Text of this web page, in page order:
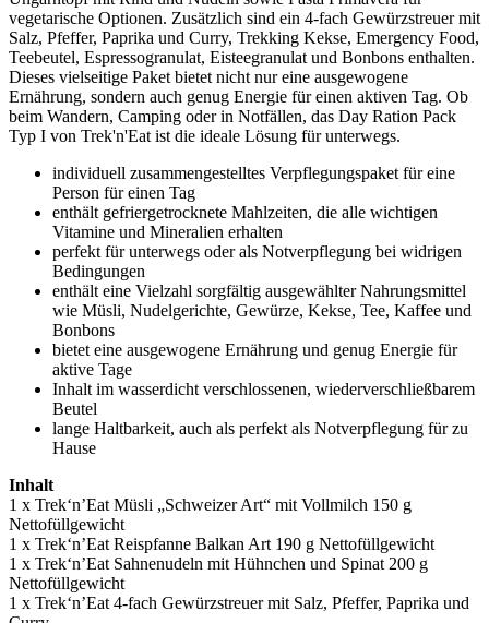
vegetarische Optionen. Zusätzlich sind ein 4-fach Gewürzstreuer mit
Salz, Pfeffer, Paprika und Curry, Trekking Kekse, Emergency Food,
Teebeutel, Espressogranulat, Eisteegranulat und Bonbons enthalten.
Dieses vielseitige Paket bietet nicht nur eine ausgewogene
Ernährung, sondern auch genug Energie für einen aktiven Tag. Ob
beim Wandern, Camping oder in Notfällen, das Day Ration Pack
Typ I von Trek'n'Eat ist die ideale Lösung für unterwegs.
individuell zusammengestelltes Verpflegungspaket für eine
Person für einen Tag
enthält gefriergetrocknete Mahlzeiten, die alle wichtigen
Vitamine und Mineralien erhalten
perfekt für unterwegs oder als Notverpflegung bei widrigen
Bedingungen
enthält eine Vielzahl sorgfältig ausgewählter Nahrungsmittel
wie Müsli, Nudelgerichte, Gewürze, Kekse, Tee, Kaffee und
Bonbons
bietet eine ausgewogene Ernährung und genug Energie für
aktive Tage
Inhalt im wasserdicht verschlossenen, wiederverschließbarem
Beutel
lange Haltbarkeit, auch als perfekt als Notverpflegung für zu
Hause
Inhalt
1 x Trek‘n’Eat Müsli „Schweizer Art“ mit Vollmilch 150 g
Nettofüllgewicht
1 x Trek‘n’Eat Reispfanne Balkan Art 190 g Nettofüllgewicht
1 x Trek‘n’Eat Sahnenudeln mit Hühnchen und Spinat 200 g
Nettofüllgewicht
1 x Trek‘n’Eat 4-fach Gewürzstreuer mit Salz, Pfeffer, Paprika und